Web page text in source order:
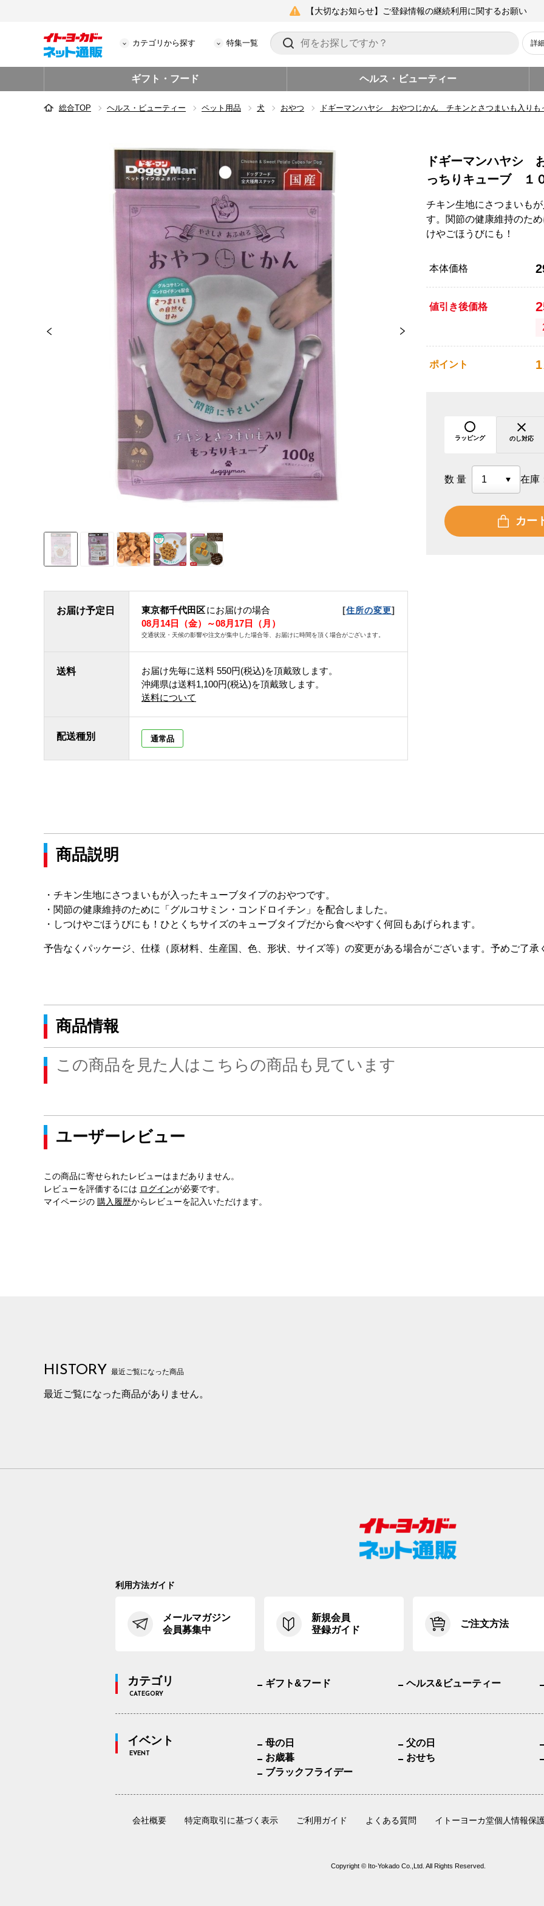
【大切なお知らせ】ご登録情報の継続利用に関するお願い
カテゴリから探す 特集一覧 詳
ギフト・フード ヘルス・ビューティー
総合TOP ヘルス・ビューティー ペット用品 犬 おやつ ドギーマンハヤシ おやつじかん チキンとさつまいも入り
お届け予定日 東京都千代田区にお届けの場合 [住所の変更]
08月14日（金）～08月17日（月）
交通状況・天候の影響や注文が集中した場合等、お届けに時間を頂く場合がございます。
送料 お届け先毎に送料 550円(税込)を頂戴致します。
沖縄県は送料1,100円(税込)を頂戴致します。
送料について
配送種別 通常品
ドギーマンハヤシ
っちりキューブ １
チキン生地にさつまいも
す。関節の健康維持のた
けやごほうびにも！
本体価格
値引き後価格
ポイント 1
ラッピング のし対応
数量 在庫
カー
商品説明
・チキン生地にさつまいもが入ったキューブタイプのおやつです。
・関節の健康維持のために「グルコサミン・コンドロイチン」を配合しました。
・しつけやごほうびにも！ひとくちサイズのキューブタイプだから食べやすく何回もあげられます。
予告なくパッケージ、仕様（原材料、生産国、色、形状、サイズ等）の変更がある場合がございます。予めご了承
商品情報
この商品を見た人はこちらの商品も見ています
ユーザーレビュー
この商品に寄せられたレビューはまだありません。
レビューを評価するには ログインが必要です。
マイページの 購入履歴からレビューを記入いただけます。
HISTORY 最近ご覧になった商品
最近ご覧になった商品がありません。
利用方法ガイド
メールマガジン
会員募集中
新規会員
登録ガイド
ご注文方法
カテゴリ
CATEGORY
ギフト&フード ヘルス&ビューティー
イベント
EVENT
母の日 父の日
お歳暮
おせち
ブラックフライデー
会社概要 特定商取引に基づく表示 ご利用ガイド よくある質問 イトーヨーカ堂個人情報保
Copyright © Ito-Yokado Co.,Ltd. All Rights Reserved.